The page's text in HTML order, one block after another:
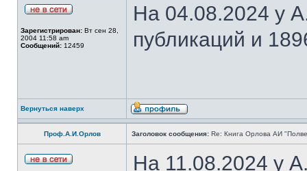
Зарегистрирован: Вт сен 28,
2004 11:58 am
Сообщений: 12459
На 04.08.2024 у
публикаций и
Вернуться наверх
Проф.А.И.Орлов Заголовок сообщения: Re: Книга Орлова АИ
На 11.08.2024 у